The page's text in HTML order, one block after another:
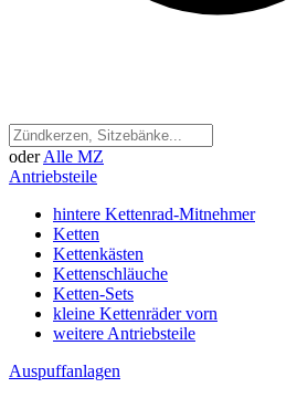
oder Alle MZ
Antriebsteile
hintere Kettenrad-Mitnehmer
Ketten
Kettenkästen
Kettenschläuche
Ketten-Sets
kleine Kettenräder vorn
weitere Antriebsteile
Auspuffanlagen